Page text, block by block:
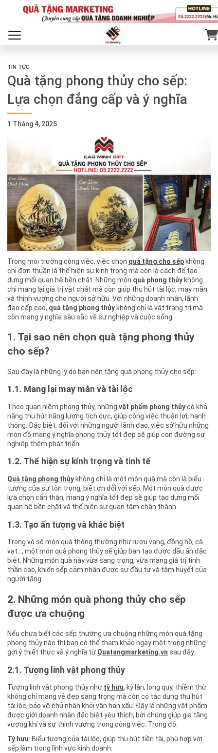
TIN TỨC
Quà tặng phong thủy cho sếp:
Lựa chọn đẳng cấp và ý nghĩa
1 Tháng 4, 2025
Trong môi trường công việc, việc chọn quà tặng cho sếp không
chỉ đơn thuần là thể hiện sự kính trọng mà còn là cách để tạo
dựng mối quan hệ bền chặt. Những món quà phong thủy không
chỉ mang lại giá trị vật chất mà còn giúp thu hút tài lộc, may mắn
và thịnh vượng cho người sở hữu. Với những doanh nhân, lãnh
đạo cấp cao, quà tặng phong thủy không chỉ là vật trang trí mà
còn mang ý nghĩa sâu sắc về sự nghiệp và cuộc sống.
1. Tại sao nên chọn quà tặng phong thủy
cho sếp?
Sau đây là những lý do bạn nên tặng quà phong thủy cho sếp:
1.1. Mang lại may mắn và tài lộc
Theo quan niệm phong thủy, những vật phẩm phong thủycó khả
năng thu hút năng lượng tích cực, giúp công việc thuận lợi, hanh
thông. Đặc biệt, đối với những người lãnh đạo, việc sở hữu những
món đồ mang ý nghĩa phong thủy tốt đẹp sẽ giúp con đường sự
nghiệp thêm phát triển.
1.2. Thể hiện sự kính trọng và tinh tế
Quà tặng phong thủy không chỉ là một món quà mà còn là biểu
tượng của sự tôn trọng, biết ơn đối với sếp. Một món quà được
lựa chọn cẩn thận, mang ý nghĩa tốt đẹp sẽ giúp tạo dựng mối
quan hệ bền chặt và thể hiện sự quan tâm chân thành.
1.3. Tạo ấn tượng và khác biệt
Trong vô số món quà thông thường như rượu vang, đồng hồ, cà
vạt…, một món quà phong thủy sẽ giúp bạn tạo được dấu ấn đặc
biệt. Những món quà này vừa sang trọng, vừa mang giá trị tinh
thần cao, khiến sếp cảm nhận được sự đầu tư và tâm huyết của
người tặng.
2. Những món quà phong thủy cho sếp
được ưa chuộng
Nếu chưa biết các sếp thường ưa chuộng những món quà tặng
phong thủy nào thì bạn có thể tham khảo ngay một trong những
gợi ý thiết thực và ý nghĩa từ Quatangmarketing.vn sau đây:
2.1. Tượng linh vật phong thủy
Tượng linh vật phong thủy như tỳ hưu, kỳ lân, long quy, thiềm thừ
không chỉ mang vẻ đẹp sang trọng mà còn có tác dụng thu hút
tài lộc, bảo vệ chủ nhân khỏi vận hạn xấu. Đây là những vật phẩm
được giới doanh nhân đặc biệt yêu thích, bởi chúng giúp gia tăng
vượng khí và sự thịnh vượng trong công việc. Trong đó:
Tỳ hưu: Biểu tượng của tài lộc, giúp thu hút tiền tài, phù hợp với
sếp làm trong lĩnh vực kinh doanh.